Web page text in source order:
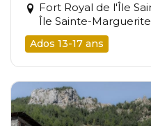
Fort Royal de l'Île
Île Sainte-
Ados 13-17 ans